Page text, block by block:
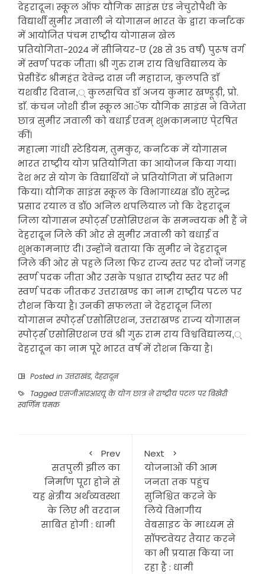
देहरादून। स्कूल ऑफ यौगिक साइंस एंड नेचुरोपैथी के
विद्यार्थी सुमीर ज्ञवाली ने योगासन भारत के द्वारा कर्नाटक
में आयोजित पंचम राष्ट्रीय योगासन खेल
प्रतियोगिता-2024 में सीनियर-ए (28 से 35 वर्ष) पुरूष वर्ग
में स्वर्ण पदक जीता। श्री गुरु राम राय विश्वविद्यालय के
प्रेसीडेंट श्रीमहंत देवेन्द्र दास जी महाराज, कुलपति डाॅ
यशबीर दिवान,् कुलसचिव डाॅ अजय कुमार खण्डूड़ी, प्रो.
डाॅ. कंचन जोशी डीन स्कूल आॅफ यौगिक साइंस ने विजेता
छात्र सुमीर ज्ञवाली को बधाई एवम् शुभकामनाएं पे्रषित
कीं।
महात्मा गांधी स्टेडियम, तुमकुर, कर्नाटक में योगासन
भारत राष्ट्रीय योग प्रतियोगिता का आयोजन किया गया।
देश भर से योग के विद्यार्थियों ने प्रतियोगिता में प्रतिभाग
किया। यौगिक साइंस स्कूल के विभागाध्यक्ष डॉ० सुरेन्द्र
प्रसाद रयाल व डॉ० अनिल थपलियाल जो कि देहरादून
जिला योगासन स्पोर्ट्स एसोसिएशन के समन्वयक भी हैं ने
देहरादून जिले की ओर से सुमीर ज्ञवाली को बधाई व
शुभकामनाएं दी। उन्होंने बताया कि सुमीर ने देहरादून
जिले की ओर से पहले जिला फिर राज्य स्तर पर दोनों जगह
स्वर्ण पदक जीता और उसके पश्चात राष्ट्रीय स्तर पर भी
स्वर्ण पदक जीतकर उत्तराखण्ड का नाम राष्ट्रीय पटल पर
रौशन किया है। उनकी सफलता ने देहरादून जिला
योगासन स्पोर्ट्स एसोसिएशन, उत्तराखण्ड राज्य योगासन
स्पोर्ट्स एसोसिएशन एवं श्री गुरु राम राय विश्वविद्यालय,्
देहरादून का नाम पूरे भारत वर्ष में रोशन किया है।
Posted in उत्तराखंड, देहरादून
Tagged एसजीआरआरयू के योग छात्र ने राष्ट्रीय पटल पर बिखेरी
स्वर्णिम चमक
Prev
सतपुली झील का
निर्माण पूरा होने से
यह क्षेत्रीय अर्थव्यवस्था
के लिए भी वरदान
साबित होगी : धामी
Next
योजनाओं की आम
जनता तक पहुंच
सुनिश्चित करने के
लिये विभागीय
वेबसाइट के माध्यम से
सॉफ्टवेयर तैयार करने
का भी प्रयास किया जा
रहा है : धामी